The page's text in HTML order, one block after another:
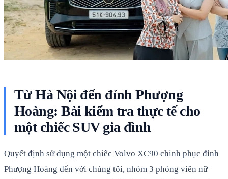
Từ Hà Nội đến đỉnh Phượng
Hoàng: Bài kiểm tra thực tế cho
một chiếc SUV gia đình
Quyết định sử dụng một chiếc Volvo XC90 chinh phục đỉnh
Phượng Hoàng đến với chúng tôi, nhóm 3 phóng viên nữ